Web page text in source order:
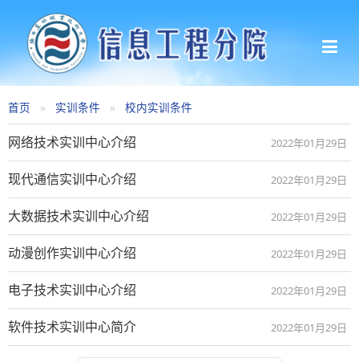
首页 实训条件 校内实训条件
网络技术实训中心介绍 2022年01月29日
现代通信实训中心介绍 2022年01月29日
大数据技术实训中心介绍 2022年01月29日
动漫创作实训中心介绍 2022年01月29日
电子技术实训中心介绍 2022年01月29日
软件技术实训中心简介 2022年01月29日